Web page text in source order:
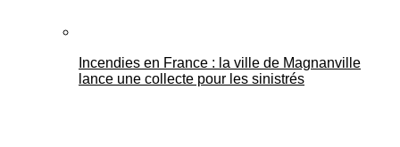
Incendies en France : la ville de Magnanville
lance une collecte pour les sinistrés